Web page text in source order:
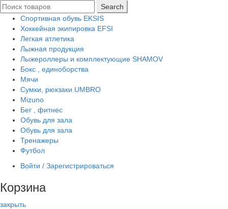
Search
Спортивная обувь EKSIS
Хоккейная экипировка EFSI
Легкая атлетика
Лыжная продукция
Лыжероллеры и комплектующие SHAMOV
Бокс , единоборства
Мячи
Сумки, рюкзаки UMBRO
Mizuno
Бег , фитнес
Обувь для зала
Обувь для зала
Тренажеры
Футбол
Войти / Зарегистрироваться
Корзина
закрыть